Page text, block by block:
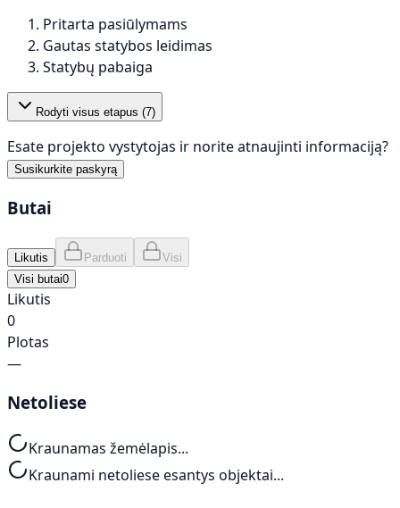
Pritarta pasiūlymams
Gautas statybos leidimas
Statybų pabaiga
Rodyti visus etapus (7)
Esate projekto vystytojas ir norite atnaujinti informaciją?
Susikurkite paskyrą
Butai
Likutis Parduoti
Visi
Visi butai0
Likutis
0
Plotas
—
Netoliese
Kraunamas žemėlapis...
Kraunami netoliese esantys objektai...